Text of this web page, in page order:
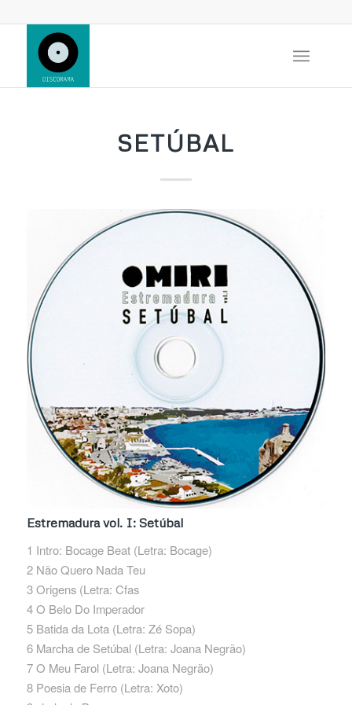
SETÚBAL
Estremadura vol. I: Setúbal
1 Intro: Bocage Beat (Letra: Bocage)
2 Não Quero Nada Teu
3 Origens (Letra: Cfas
4 O Belo Do Imperador
5 Batida da Lota (Letra: Zé Sopa)
6 Marcha de Setúbal (Letra: Joana Negrão)
7 O Meu Farol (Letra: Joana Negrão)
8 Poesia de Ferro (Letra: Xoto)